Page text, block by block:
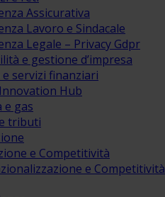
Assicurativa
Lavoro e Sindacale
Legale – Privacy Gdpr
e gestione d’impresa
servizi finanziari
Hub
e gas
tributi
e Competitività
e Competitività